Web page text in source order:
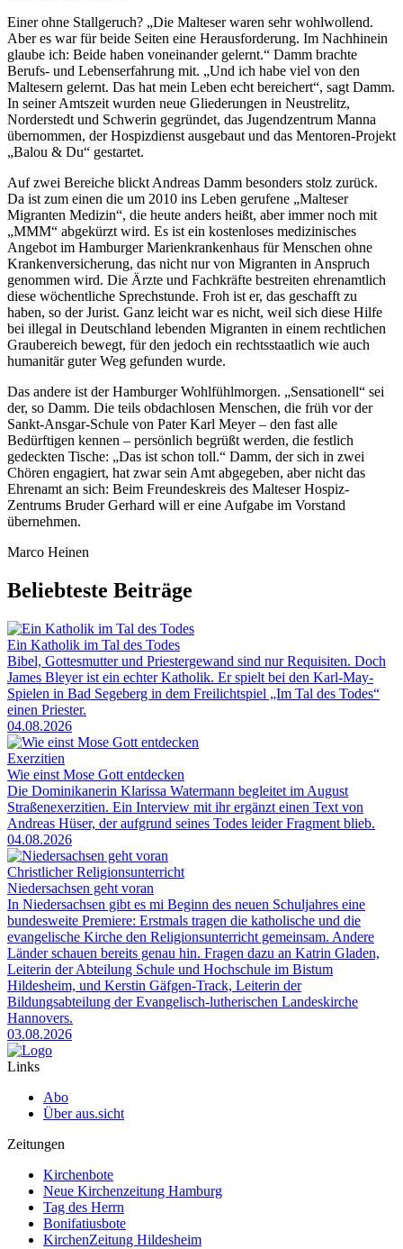
Einer ohne Stallgeruch? „Die Malteser waren sehr wohlwollend.
Aber es war für beide Seiten eine Herausforderung. Im Nachhinein
glaube ich: Beide haben voneinander gelernt.“ Damm brachte
Berufs- und Lebenserfahrung mit. „Und ich habe viel von den
Maltesern gelernt. Das hat mein Leben echt bereichert“, sagt Damm.
In seiner Amtszeit wurden neue Gliederungen in Neustrelitz,
Norderstedt und Schwerin gegründet, das Jugendzentrum Manna
übernommen, der Hospizdienst ausgebaut und das Mentoren-Projekt
„Balou & Du“ gestartet.
Auf zwei Bereiche blickt Andreas Damm besonders stolz zurück.
Da ist zum einen die um 2010 ins Leben gerufene „Malteser
Migranten Medizin“, die heute anders heißt, aber immer noch mit
„MMM“ abgekürzt wird. Es ist ein kostenloses medizinisches
Angebot im Hamburger Marienkrankenhaus für Menschen ohne
Krankenversicherung, das nicht nur von Migranten in Anspruch
genommen wird. Die Ärzte und Fachkräfte bestreiten ehrenamtlich
diese wöchentliche Sprechstunde. Froh ist er, das geschafft zu
haben, so der Jurist. Ganz leicht war es nicht, weil sich diese Hilfe
bei illegal in Deutschland lebenden Migranten in einem rechtlichen
Graubereich bewegt, für den jedoch ein rechtsstaatlich wie auch
humanitär guter Weg gefunden wurde.
Das andere ist der Hamburger Wohlfühlmorgen. „Sensationell“ sei
der, so Damm. Die teils obdachlosen Menschen, die früh vor der
Sankt-Ansgar-Schule von Pater Karl Meyer – den fast alle
Bedürftigen kennen – persönlich begrüßt werden, die festlich
gedeckten Tische: „Das ist schon toll.“ Damm, der sich in zwei
Chören engagiert, hat zwar sein Amt abgegeben, aber nicht das
Ehrenamt an sich: Beim Freundeskreis des Malteser Hospiz-
Zentrums Bruder Gerhard will er eine Aufgabe im Vorstand
übernehmen.
Marco Heinen
Beliebteste Beiträge
Ein Katholik im Tal des Todes
Bibel, Gottesmutter und Priestergewand sind nur Requisiten. Doch
James Bleyer ist ein echter Katholik. Er spielt bei den Karl-May-
Spielen in Bad Segeberg in dem Freilichtspiel „Im Tal des Todes“
einen Priester.
04.08.2026
Exerzitien
Wie einst Mose Gott entdecken
Die Dominikanerin Klarissa Watermann begleitet im August
Straßenexerzitien. Ein Interview mit ihr ergänzt einen Text von
Andreas Hüser, der aufgrund seines Todes leider Fragment blieb.
04.08.2026
Christlicher Religionsunterricht
Niedersachsen geht voran
In Niedersachsen gibt es mi Beginn des neuen Schuljahres eine
bundesweite Premiere: Erstmals tragen die katholische und die
evangelische Kirche den Religionsunterricht gemeinsam. Andere
Länder schauen bereits genau hin. Fragen dazu an Katrin Gladen,
Leiterin der Abteilung Schule und Hochschule im Bistum
Hildesheim, und Kerstin Gäfgen-Track, Leiterin der
Bildungsabteilung der Evangelisch-lutherischen Landeskirche
Hannovers.
03.08.2026
Links
Abo
Über aus.sicht
Zeitungen
Kirchenbote
Neue Kirchenzeitung Hamburg
Tag des Herrn
Bonifatiusbote
KirchenZeitung Hildesheim